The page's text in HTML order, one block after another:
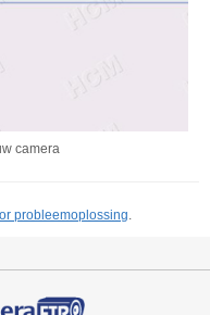
camera
probleemoplossing.